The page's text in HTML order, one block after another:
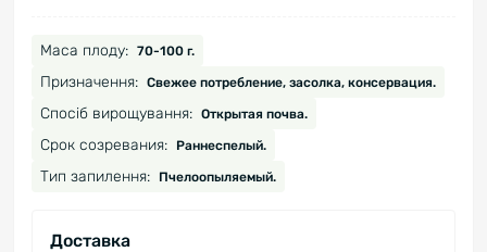
Маса плоду: 70-100 г.
Призначення: Свежее потребление, засолка, консервация.
Спосіб вирощування: Открытая почва.
Срок созревания: Раннеспелый.
Тип запилення: Пчелоопыляемый.
Доставка